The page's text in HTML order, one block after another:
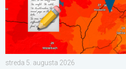
streda 5. augusta 2026